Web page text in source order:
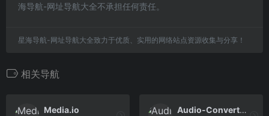
海导航-网址导航大全不承担任何责任。
星海导航-网址导航大全致力于优质、实用的网络站点资源收集与分享！
相关导航
Media.io Audio-Convert音频转换器